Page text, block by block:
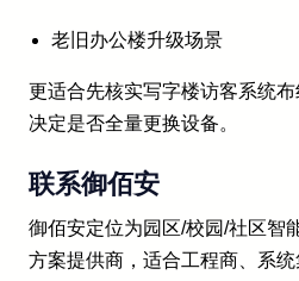
老旧办公楼升级场景
更适合先核实写字楼访客系统
决定是否全量更换设备。
联系御佰安
御佰安定位为园区/校园/社区智
方案提供商，适合工程商、系